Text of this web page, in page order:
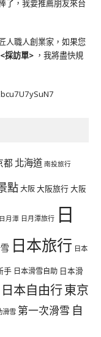
了，我要推薦朋友來台
人職人創業家，如果您
<採訪單> ，我將盡快規
都 北海道 南投旅行
點大阪大阪旅行大阪
日月潭 日月潭旅行 日
日本旅行 日本
手 日本滑雪自助 日本滑
日本自由行東京
滑雪 第一次滑雪 自